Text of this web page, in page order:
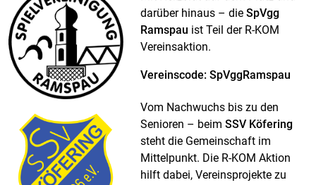
darüber hinaus – die SpVgg
Ramspau ist Teil der R-KOM
Vereinsaktion.
Vereinscode: SpVggRamspau
Vom Nachwuchs bis zu den
Senioren – beim SSV Köfering
steht die Gemeinschaft im
Mittelpunkt. Die R-KOM Aktion
hilft dabei, Vereinsprojekte zu